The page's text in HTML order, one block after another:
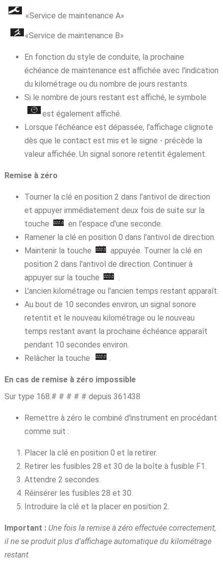
«Service de maintenance A»
«Service de maintenance B»
En fonction du style de conduite, la prochaine
échéance de maintenance est affichée avec l'indication
du kilométrage ou du nombre de jours restants.
Si le nombre de jours restant est affiché, le symbole
est également affiché.
Lorsque l'échéance est dépassée, l'affichage clignote
dès que le contact est mis et le signe - précède la
valeur affichée. Un signal sonore retentit également.
Remise à zéro
Tourner la clé en position 2 dans l'antivol de direction
et appuyer immédiatement deux fois de suite sur la
touche
en l'espace d'une seconde.
Ramener la clé en position 0 dans l'antivol de direction.
Maintenir la touche
appuyée. Tourner la clé en
position 2 dans l'antivol de direction. Continuer à
appuyer sur la touche
L'ancien kilométrage ou l'ancien temps restant apparaît.
Au bout de 10 secondes environ, un signal sonore
retentit et le nouveau kilométrage ou le nouveau
temps restant avant la prochaine échéance apparaît
pendant 10 secondes environ.
Relâcher la touche
.
En cas de remise à zéro impossible
Sur type 168.# # # # # depuis 361438
Remettre à zéro le combiné d'instrument en procédant
comme suit :
Placer la clé en position 0 et la retirer.
Retirer les fusibles 28 et 30 de la boîte à fusible F1.
Attendre 2 secondes.
Réinsérer les fusibles 28 et 30.
Introduire la clé et la placer en position 2.
Important : Une fois la remise à zéro effectuée correctement,
il ne se produit plus d'affichage automatique du kilométrage
restant.